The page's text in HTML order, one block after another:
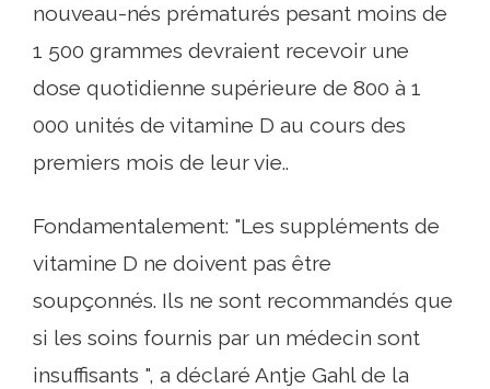
nouveau-nés prématurés pesant moins de
1 500 grammes devraient recevoir une
dose quotidienne supérieure de 800 à 1
000 unités de vitamine D au cours des
premiers mois de leur vie..
Fondamentalement: "Les suppléments de
vitamine D ne doivent pas être
soupçonnés. Ils ne sont recommandés que
si les soins fournis par un médecin sont
insuffisants ", a déclaré Antje Gahl de la